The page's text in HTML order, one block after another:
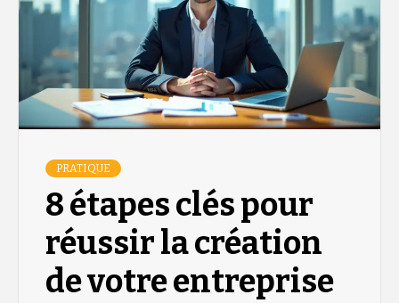
PRATIQUE
8 étapes clés pour
réussir la création
de votre entreprise